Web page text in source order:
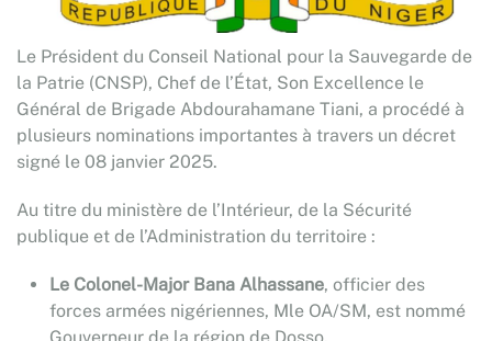
Le Président du Conseil National pour la Sauvegarde de
la Patrie (CNSP), Chef de l’État, Son Excellence le
Général de Brigade Abdourahamane Tiani, a procédé à
plusieurs nominations importantes à travers un décret
signé le 08 janvier 2025.
Au titre du ministère de l’Intérieur, de la Sécurité
publique et de l’Administration du territoire :
Le Colonel-Major Bana Alhassane, officier des
forces armées nigériennes, Mle OA/SM, est nommé